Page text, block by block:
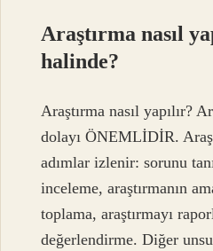
Araştırma nasıl
halinde?
Araştırma nasıl yapılır?
dolayı ÖNEMLİDİR.
adımlar izlenir: sorunu
inceleme, araştırmanın
toplama, araştırmayı
değerlendirme. Diğer